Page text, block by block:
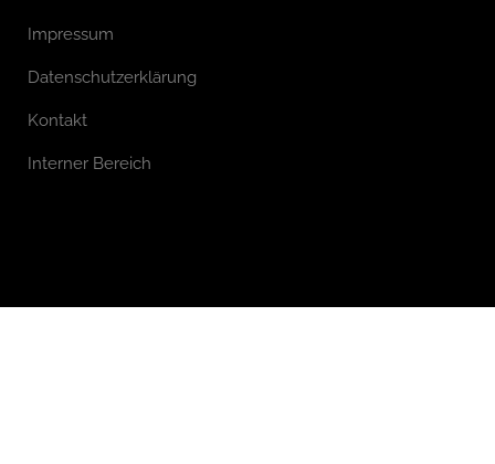
Impressum
Datenschutzerklärung
Kontakt
Interner Bereich